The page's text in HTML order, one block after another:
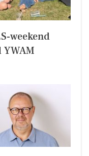
weekend
YWAM